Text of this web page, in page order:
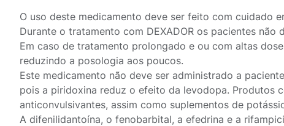
O uso deste medicamento deve ser feito com cuidado
Durante o tratamento com DEXADOR os pacientes não
Em caso de tratamento prolongado e ou com altas
reduzindo a posologia aos poucos.
Este medicamento não deve ser administrado a
pois a piridoxina reduz o efeito da levodopa. Produtos
anticonvulsivantes, assim como suplementos de
A difenilidantoína, o fenobarbital, a efedrina e a